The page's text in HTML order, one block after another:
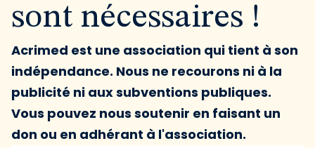
sont nécessaires !
Acrimed est une association qui tient à son
indépendance. Nous ne recourons ni à la
publicité ni aux subventions publiques.
Vous pouvez nous soutenir en faisant un
don ou en adhérant à l'association.